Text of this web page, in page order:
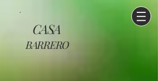
CASA
BARRERO